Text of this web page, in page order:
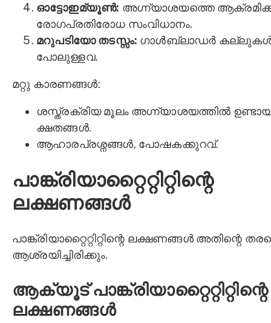
ഓട്ടോഇമ്യൂൺ: അഗ്ന്യാശയത്തെ
രോഗപ്രതിരോധ സംവിധാനം.
മറുപടിയോ തടസ്സം: ഗാൾബ്ലാഡർ
പോലുള്ളവ.
മറ്റു കാരണങ്ങൾ:
ശസ്ത്രക്രിയ മൂലം അഗ്ന്യാശയത്തിൽ
ക്ഷതങ്ങൾ.
ആഹാരപ്രശ്നങ്ങൾ, പോഷകക്കുറവ്.
പാങ്ക്രിയാറ്റൈറ്റിറ്റിന്റെ
ലക്ഷണങ്ങൾ
പാങ്ക്രിയാറ്റൈറ്റിറ്റിന്റെ ലക്ഷണങ്ങൾ അതിന്റെ
ആശ്രയിച്ചിരിക്കും.
ആക്യൂട് പാങ്ക്രിയാറ്റൈറ്റിറ്റിന്റെ
ലക്ഷണങ്ങൾ